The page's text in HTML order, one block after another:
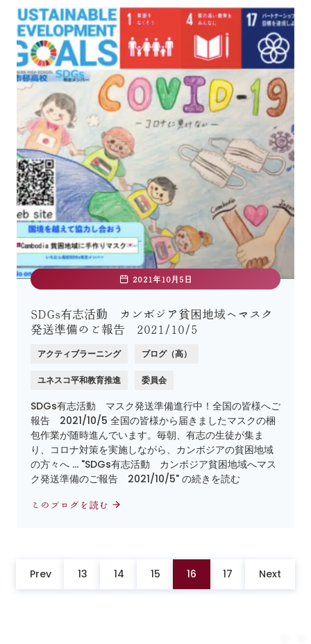
2021年10月5日
SDGs有志活動 カンボジア貧困地域へマスク
発送準備のご報告 2021/10/5
アクティブラーニング ブログ（高）
ユネスコ平和教育推進 委員会
SDGs有志活動 マスク発送準備進行中！全国の皆様へご
報告 2021/10/5 全国の皆様から届きましたマスクの梱
包作業が随時進んでいます。毎朝、有志の生徒が集ま
り、コロナ対策を実施しながら、カンボジアの貧困地域
の方々へ … "SDGs有志活動 カンボジア貧困地域へマス
ク発送準備のご報告 2021/10/5" の続きを読む
このブログを読む
Prev 13 14 15 16 17 Next